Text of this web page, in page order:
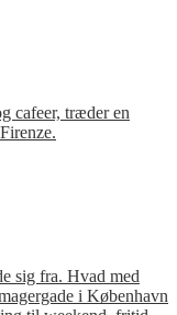
cafeer, træder en
sig fra. Hvad med
i København